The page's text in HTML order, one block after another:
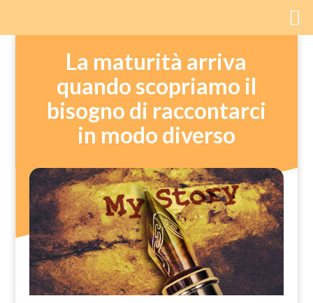
La maturità arriva
quando scopriamo il
bisogno di raccontarci
in modo diverso